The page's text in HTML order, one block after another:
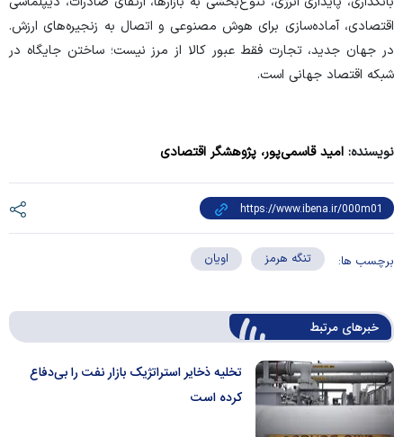
اقتصادی، آماده‌سازی برای هوش مصنوعی و اتصال به زنجیره‌های ارزش.
در جهان جدید، تجارت فقط عبور کالا از مرز نیست؛ ساختن جایگاه در
شبکه اقتصاد جهانی است.
نویسنده: امید قاسمی‌پور، پژوهشگر اقتصادی
برچسب ها: تنگه هرمز اویان
خبرهای مرتبط
تخلیه ذخایر استراتژیک بازار نفت را بی‌دفاع
کرده است